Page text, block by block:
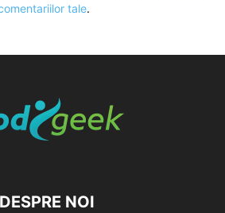
tale.
DESPRE NOI